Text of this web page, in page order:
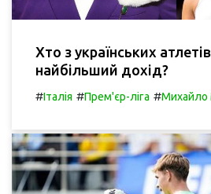
Хто з українських
найбільший дохід?
#Італія #Прем'єр-ліга #Михайло